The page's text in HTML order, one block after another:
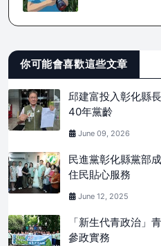
你可能會喜歡這些文章
邱建富投入彰化縣
40年黨齡
June 09, 2026
民進黨彰化縣黨部
住民貼心服務
June 12, 2025
「新生代青政治
參政實務